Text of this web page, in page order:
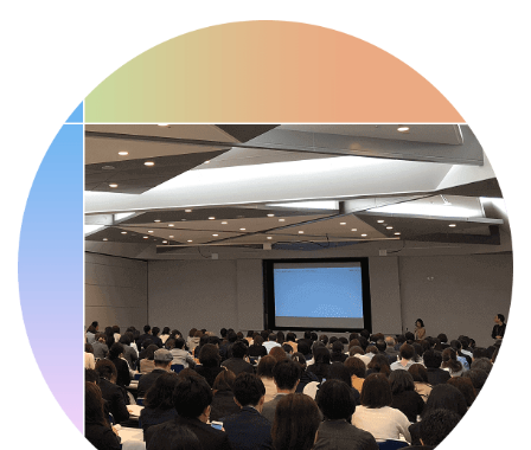
・世界アルツハイマー月間
・健康増進普及月間
・歯ヂカラ探究月間
・職場の健康診断実施強化月間
・自殺予防週間
・世界自殺予防デー
・日本骨髄増殖性腫瘍の日
・知的障害者愛護デー
・糖化の日
2026/09/11(金)
・がん征圧月間
・世界アルツハイマー月間